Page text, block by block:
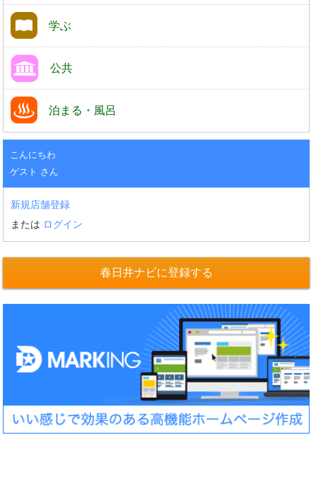
学ぶ
公共
泊まる・風呂
こんにちわ
ゲスト さん
新規店舗登録
または ログイン
春日井ナビに登録する